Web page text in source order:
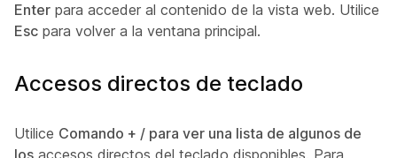
Enter para acceder al contenido de la vista web. Utilice
Esc para volver a la ventana principal.
Accesos directos de teclado
Utilice Comando + / para ver una lista de algunos de
los accesos directos del teclado disponibles. Para